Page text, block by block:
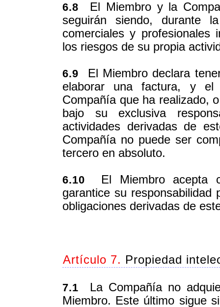
6.8 El Miembro y la
seguirán siendo, durante
comerciales y profesionales
los riesgos de su propia
6.9 El Miembro declara
elaborar una factura, y
Compañía que ha realizado,
bajo su exclusiva
actividades derivadas de
Compañía no puede ser
tercero en absoluto.
6.10 El Miembro acepta
garantice su responsabilidad
obligaciones derivadas de
Artículo 7. Propiedad
7.1 La Compañía no
Miembro. Este último sigue